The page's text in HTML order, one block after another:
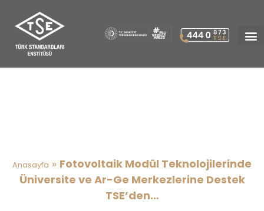
Anasayfa » Fotovoltaik Modül Teknolojilerinde
Üniversite ve Ar-Ge Merkezlerine Destek
TSE’den…